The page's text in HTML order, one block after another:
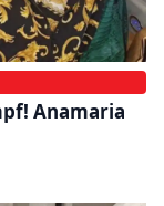
Anamaria